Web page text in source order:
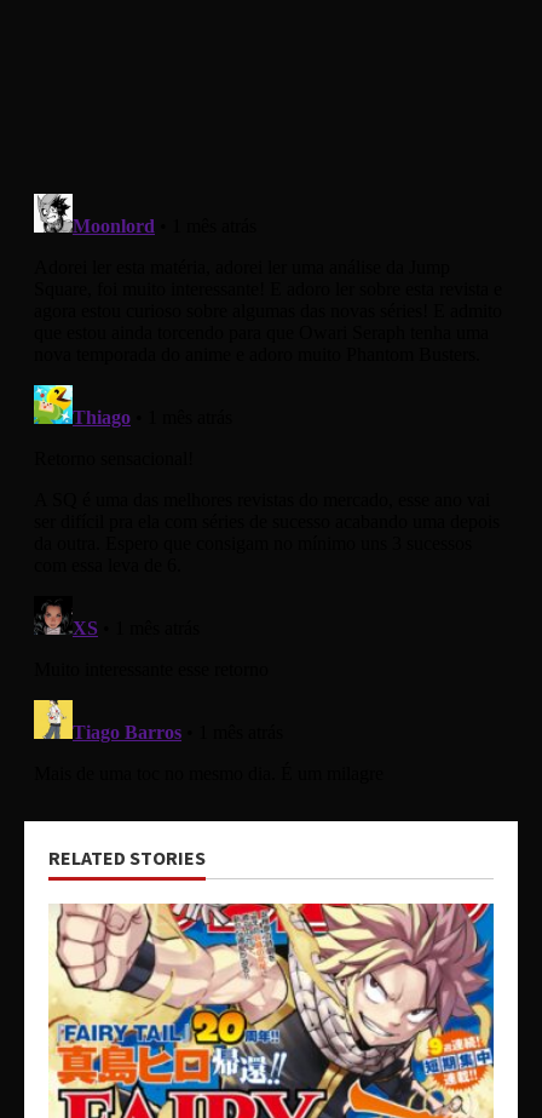
RELATED STORIES